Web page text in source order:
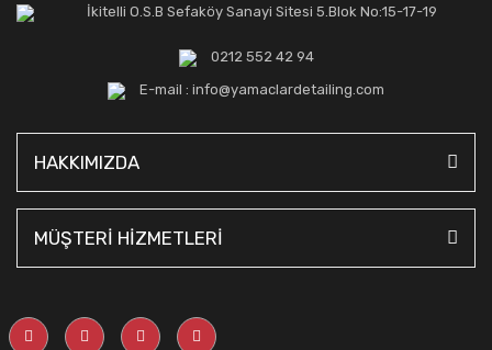
İkitelli O.S.B Sefaköy Sanayi Sitesi 5.Blok No:15-17-19
0212 552 42 94
E-mail : info@yamaclardetailing.com
HAKKIMIZDA
MÜŞTERİ HİZMETLERİ